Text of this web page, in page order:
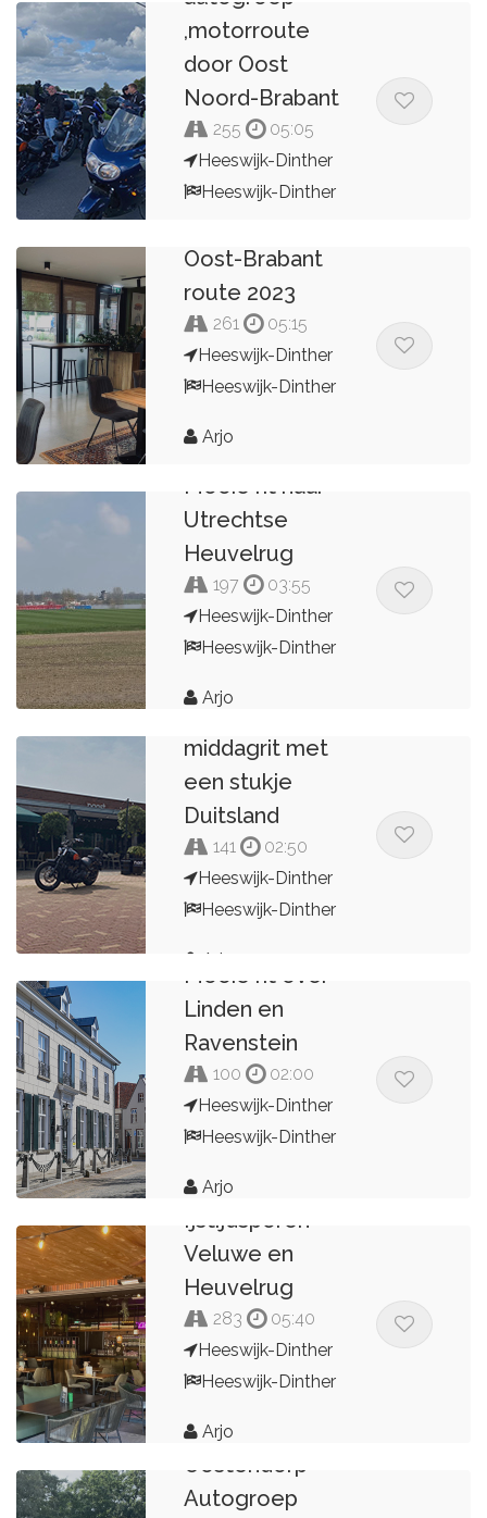
,motorroute
door Oost
Noord-Brabant
255
05:05
Heeswijk-Dinther
Heeswijk-Dinther
Oost-Brabant
route 2023
261
05:15
Heeswijk-Dinther
Heeswijk-Dinther
Arjo
Mooie rit naar
Utrechtse
Heuvelrug
197
03:55
Heeswijk-Dinther
Heeswijk-Dinther
Arjo
Mooie
middagrit met
een stukje
Duitsland
141
02:50
Heeswijk-Dinther
Heeswijk-Dinther
Arjo
Mooie rit over
Linden en
Ravenstein
100
02:00
Heeswijk-Dinther
Heeswijk-Dinther
Arjo
Ijstijdsporen
Veluwe en
Heuvelrug
283
05:40
Heeswijk-Dinther
Heeswijk-Dinther
Arjo
Oostendorp
Autogroep